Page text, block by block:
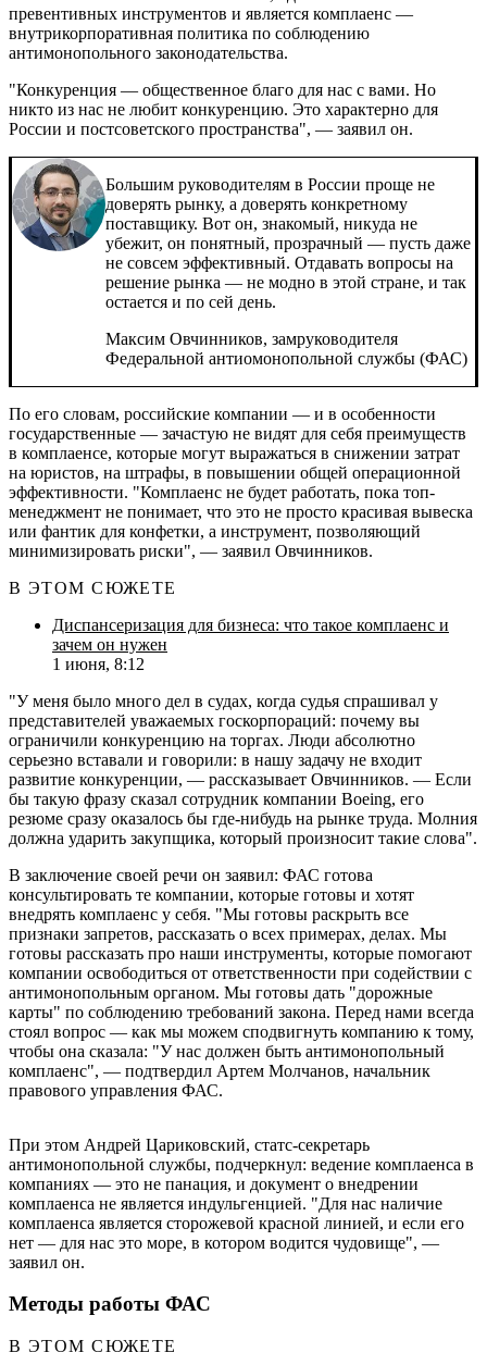
превентивных инструментов и является комплаенс —
внутрикорпоративная политика по соблюдению
антимонопольного законодательства.
"Конкуренция — общественное благо для нас с вами. Но
никто из нас не любит конкуренцию. Это характерно для
России и постсоветского пространства", — заявил он.
Большим руководителям в России проще не
доверять рынку, а доверять конкретному
поставщику. Вот он, знакомый, никуда не
убежит, он понятный, прозрачный — пусть даже
не совсем эффективный. Отдавать вопросы на
решение рынка — не модно в этой стране, и так
остается и по сей день.
Максим Овчинников, замруководителя
Федеральной антиомонопольной службы (ФАС)
По его словам, российские компании — и в особенности
государственные — зачастую не видят для себя преимуществ
в комплаенсе, которые могут выражаться в снижении затрат
на юристов, на штрафы, в повышении общей операционной
эффективности. "Комплаенс не будет работать, пока топ-
менеджмент не понимает, что это не просто красивая вывеска
или фантик для конфетки, а инструмент, позволяющий
минимизировать риски", — заявил Овчинников.
В ЭТОМ СЮЖЕТЕ
Диспансеризация для бизнеса: что такое комплаенс и
зачем он нужен
1 июня, 8:12
"У меня было много дел в судах, когда судья спрашивал у
представителей уважаемых госкорпораций: почему вы
ограничили конкуренцию на торгах. Люди абсолютно
серьезно вставали и говорили: в нашу задачу не входит
развитие конкуренции, — рассказывает Овчинников. — Если
бы такую фразу сказал сотрудник компании Boeing, его
резюме сразу оказалось бы где-нибудь на рынке труда. Молния
должна ударить закупщика, который произносит такие слова".
В заключение своей речи он заявил: ФАС готова
консультировать те компании, которые готовы и хотят
внедрять комплаенс у себя. "Мы готовы раскрыть все
признаки запретов, рассказать о всех примерах, делах. Мы
готовы рассказать про наши инструменты, которые помогают
компании освободиться от ответственности при содействии с
антимонопольным органом. Мы готовы дать "дорожные
карты" по соблюдению требований закона. Перед нами всегда
стоял вопрос — как мы можем сподвигнуть компанию к тому,
чтобы она сказала: "У нас должен быть антимонопольный
комплаенс", — подтвердил Артем Молчанов, начальник
правового управления ФАС.
При этом Андрей Цариковский, статс-секретарь
антимонопольной службы, подчеркнул: ведение комплаенса в
компаниях — это не панация, и документ о внедрении
комплаенса не является индульгенцией. "Для нас наличие
комплаенса является сторожевой красной линией, и если его
нет — для нас это море, в котором водится чудовище", —
заявил он.
Методы работы ФАС
В ЭТОМ СЮЖЕТЕ